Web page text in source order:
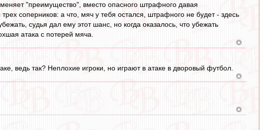
"преимущество", вместо опасного штрафного давая
соперников: а что, мяч у тебя остался, штрафного не будет - здесь
судья дал ему этот шанс, но когда оказалось, что убежать
атака с потерей мяча.
ведь так? Неплохие игроки, но играют в атаке в дворовый футбол.